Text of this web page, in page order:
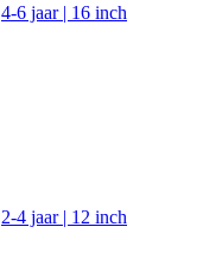
4-6 jaar | 16 inch
2-4 jaar | 12 inch